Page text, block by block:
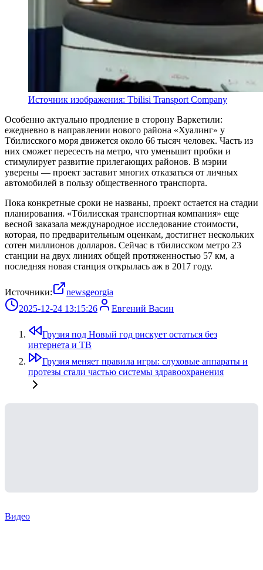
Источник изображения: Tbilisi Transport Company
Особенно актуально продление в сторону Варкетили:
ежедневно в направлении нового района «Хуалинг» у
Тбилисского моря движется около 66 тысяч человек. Часть из
них сможет пересесть на метро, что уменьшит пробки и
стимулирует развитие прилегающих районов. В мэрии
уверены — проект заставит многих отказаться от личных
автомобилей в пользу общественного транспорта.
Пока конкретные сроки не названы, проект остается на стадии
планирования. «Тбилисская транспортная компания» еще
весной заказала международное исследование стоимости,
которая, по предварительным оценкам, достигнет нескольких
сотен миллионов долларов. Сейчас в тбилисском метро 23
станции на двух линиях общей протяженностью 57 км, а
последняя новая станция открылась аж в 2017 году.
Источники:
newsgeorgia
2025-12-24 13:15:26
Евгений Васин
Грузия под Новый год рискует остаться без
интернета и ТВ
Грузия меняет правила игры: слуховые аппараты и
протезы стали частью системы здравоохранения
Видео